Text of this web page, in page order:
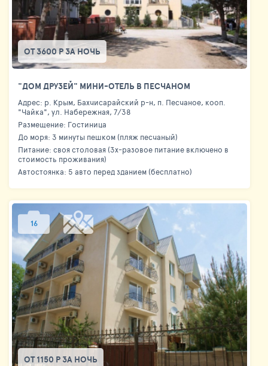
ОТ 3600 Р ЗА НОЧЬ
"ДОМ ДРУЗЕЙ" МИНИ-ОТЕЛЬ В ПЕСЧАНОМ
Адрес: р. Крым, Бахчисарайский р-н, п. Песчаное, кооп.
"Чайка", ул. Набережная, 7/38
Размещение: Гостиница
До моря: 3 минуты пешком (пляж песчаный)
Питание: своя столовая (3х-разовое питание включено в
стоимость проживания)
Автостоянка: 5 авто перед зданием (бесплатно)
16
ОТ 1150 Р ЗА НОЧЬ